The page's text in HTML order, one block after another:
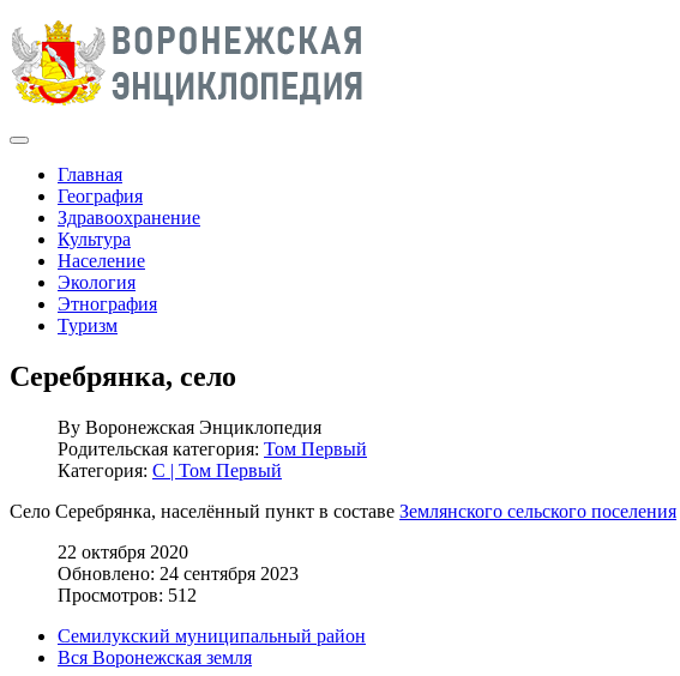
Главная
География
Здравоохранение
Культура
Население
Экология
Этнография
Туризм
Серебрянка, село
By Воронежская Энциклопедия
Родительская категория: Том Первый
Категория: С | Том Первый
Село Серебрянка, населённый пункт в составе Землянского сельского поселения
22 октября 2020
Обновлено: 24 сентября 2023
Просмотров: 512
Семилукский муниципальный район
Вся Воронежская земля